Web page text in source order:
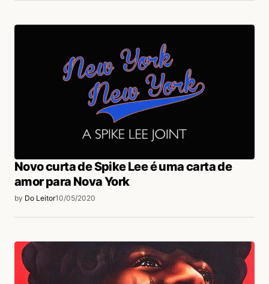
Novo curta de Spike Lee é uma carta de
amor para Nova York
by Do Leitor10/05/2020